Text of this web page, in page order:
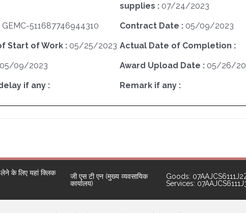
supplies : 07/24/2023
GEMC-511687746944310 Contract Date : 05/09/2023
Start of Work : 05/25/2023 Actual Date of Completion :
05/09/2023 Award Upload Date : 05/26/
if any : Remark if any :
के लिए यहां क्लिक
जी एस टी एन (मुख्य व्यवसायिक
कार्यालय)
Goods:
Services: